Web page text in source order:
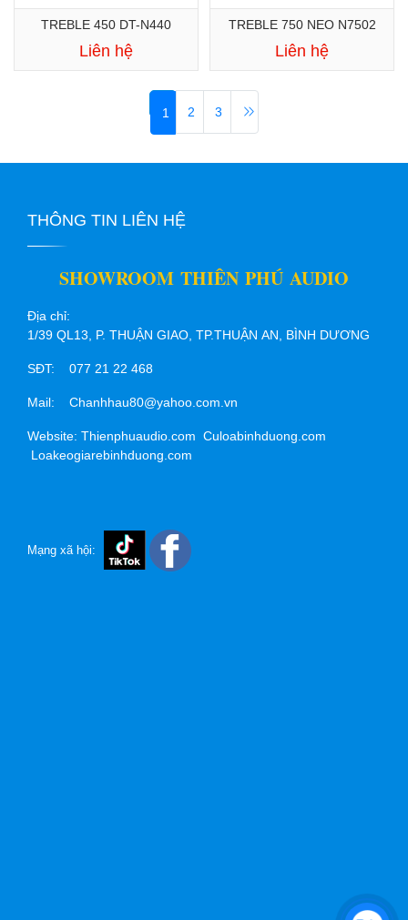
TREBLE 450 DT-N440
Liên hệ
TREBLE 750 NEO N7502
Liên hệ
1 2 3
THÔNG TIN LIÊN HỆ
SHOWROOM THIÊN PHÚ AUDIO
Địa chỉ:
1/39 QL13, P. THUẬN GIAO, TP.THUẬN AN, BÌNH DƯƠNG
SĐT: 077 21 22 468
Mail: Chanhhau80@yahoo.com.vn
Website: Thienphuaudio.com Culoabinhduong.com
Loakeogiarebinhduong.com
Mạng xã hội: